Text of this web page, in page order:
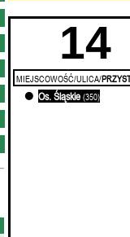
14
MIEJSCOWOŚĆ/ULICA/
Os. Śląskie (350)